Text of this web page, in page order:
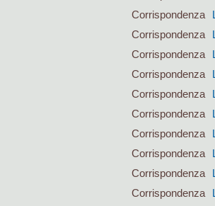
Corrispondenza
Corrispondenza
Corrispondenza
Corrispondenza
Corrispondenza
Corrispondenza
Corrispondenza
Corrispondenza
Corrispondenza
Corrispondenza